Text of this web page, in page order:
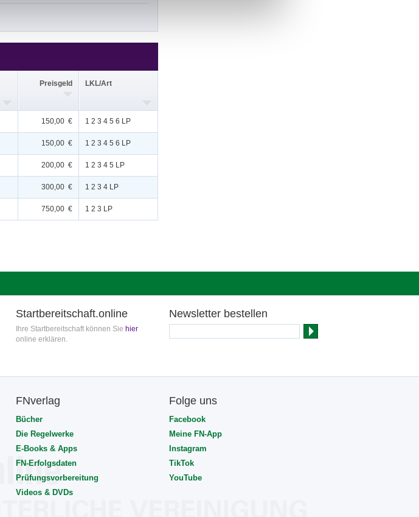
Preisgeld LKL/Art
150,00 € 1 2 3 4 5 6 LP
150,00 € 1 2 3 4 5 6 LP
200,00 € 1 2 3 4 5 LP
300,00 € 1 2 3 4 LP
750,00 € 1 2 3 LP
Startbereitschaft.online
Ihre Startbereitschaft können Sie hier
online erklären.
Newsletter bestellen
FNverlag
Bücher
Die Regelwerke
E-Books & Apps
FN-Erfolgsdaten
Prüfungsvorbereitung
Videos & DVDs
Folge uns
Facebook
Meine FN-App
Instagram
TikTok
YouTube